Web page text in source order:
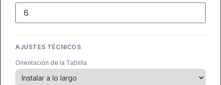
AJUSTES TÉCNICOS
Orientación de la Tablilla